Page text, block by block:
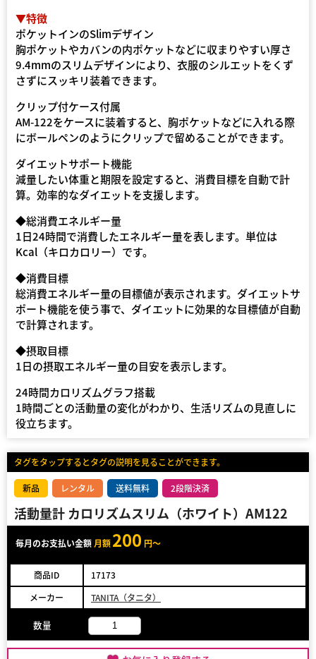
▼特徴
ポケットインのSlimデザイン
胸ポケットやカバンの内ポケットなどに収まりやすい厚さ
9.4mmのスリムデザインにより、衣服のシルエットをくず
さずにスッキリ装着できます。
クリップ付ケース付属
AM-122をケースに装着すると、胸ポケットなどに入れる際
にボールペンのようにクリップで留めることができます。
ダイエットサポート機能
減量したい体重と期限を設定すると、消費目標を自動で計
算。効率的なダイエットを支援します。
◆総消費エネルギー量
1日24時間で消費したエネルギー量を表します。単位は
Kcal（キロカロリー）です。
◆消費目標
総消費エネルギー量の目標値が表示されます。ダイエットサ
ポート機能を使う事で、ダイエットに効果的な目標値が自動
で計算されます。
◆摂取目標
1日の摂取エネルギー量の目安を表示します。
24時間カロリズムグラフ搭載
1時間ごとの活動量の変化がわかり、生活リズムの見直しに
役立ちます。
タグをタップするとタグの説明を見ることができます。
新品 レンタル 送料無料 2段階決済
活動量計 カロリズムスリム（ホワイト）AM122
毎月のお支払い金額 月額200 円～
商品ID
17173
メーカー
TANITA（タニタ）
数量